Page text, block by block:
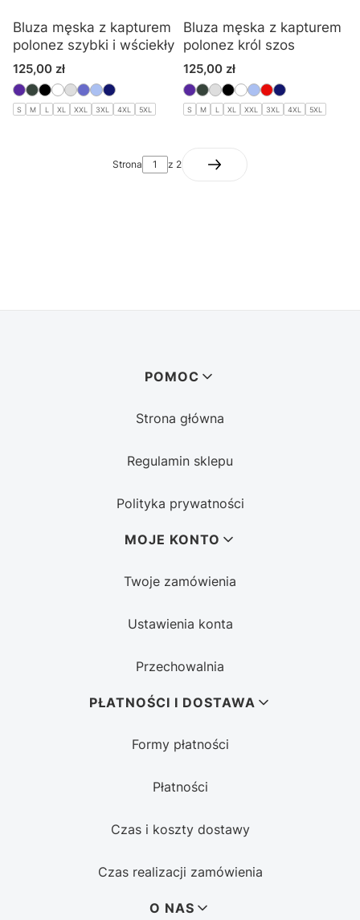
Bluza męska z kapturem
polonez szybki i wściekły
Cena
125,00 zł
S M L XL XXL 3XL 4XL 5XL
Bluza męska z kapturem
polonez król szos
Cena
125,00 zł
S M L XL XXL 3XL 4XL 5XL
Strona z 2
POMOC
Strona główna
Regulamin sklepu
Polityka prywatności
MOJE KONTO
Twoje zamówienia
Ustawienia konta
Przechowalnia
PŁATNOŚCI I DOSTAWA
Formy płatności
Płatności
Czas i koszty dostawy
Czas realizacji zamówienia
O NAS